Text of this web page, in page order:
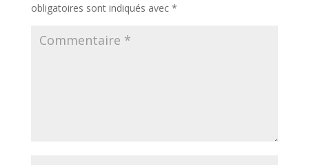
obligatoires sont indiqués avec *